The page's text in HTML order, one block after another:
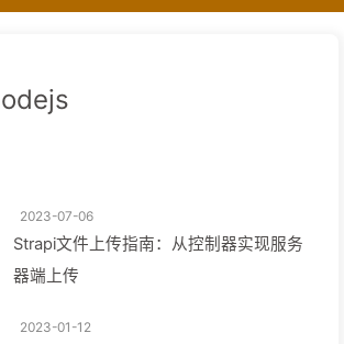
2023-07-06
Strapi文件上传指南：从控制器实现服务
器端上传
2023-01-12